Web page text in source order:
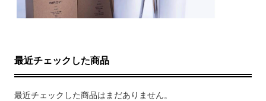
最近チェックした商品
最近チェックした商品はまだありません。